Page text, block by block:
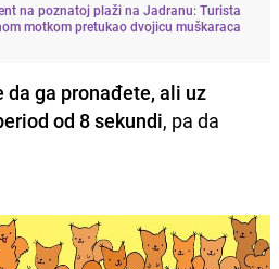
na poznatoj plaži na Jadranu: Turista
motkom pretukao dvojicu muškaraca
da ga pronađete, ali uz
od 8 sekundi, pa da